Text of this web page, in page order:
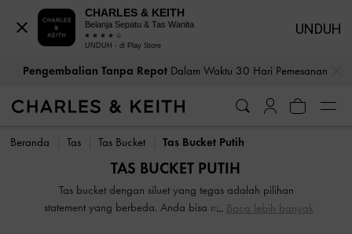
Pengembalian Tanpa RepotDalam Waktu 30 Hari Pemesanan
Pengembalian Tanpa RepotDalam Waktu 30 Hari Pemesanan
Beranda
Tas Tas Bucket Tas Bucket Putih
TAS BUCKET PUTIH
Tas bucket dengan siluet yang tegas adalah pilihan
statement yang berbeda. Anda bisa menggenggamnya di
Baca lebih banyak
CHARLES & KEITH
Belanja Sepatu & Tas Wanita
UNDUH - di Play Store
UNDUH